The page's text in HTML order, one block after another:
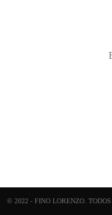
© 2022 - FINO LORENZO. TODOS